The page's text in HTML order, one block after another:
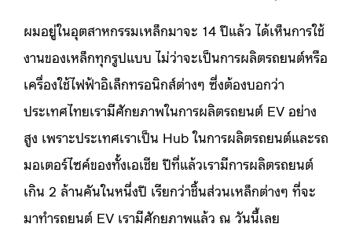
ผมอยู่ในอุตสาหกรรมเหล็กมาจะ 14 ปีแล้ว ได้เห็นการใช้
งานของเหล็กทุกรูปแบบ ไม่ว่าจะเป็นการผลิตรถยนต์หรือ
เครื่องใช้ไฟฟ้าอิเล็กทรอนิกส์ต่างๆ ซึ่งต้องบอกว่า
ประเทศไทยเรามีศักยภาพในการผลิตรถยนต์ EV อย่าง
สูง เพราะประเทศเราเป็น Hub ในการผลิตรถยนต์และรถ
มอเตอร์ไซค์ของทั้งเอเชีย ปีที่แล้วเรามีการผลิตรถยนต์
เกิน 2 ล้านคันในหนึ่งปี เรียกว่าชิ้นส่วนเหล็กต่างๆ ที่จะ
มาทำรถยนต์ EV เรามีศักยภาพแล้ว ณ วันนี้เลย